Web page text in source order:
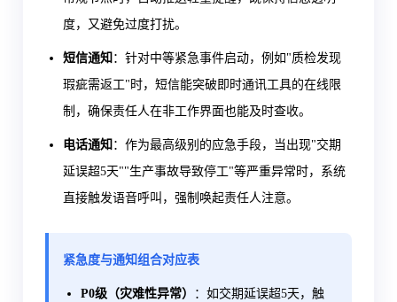
度，又避免过度打扰。
短信通知 ：针对中等紧急事件启动，例如"质检发现
瑕疵需返工"时，短信能突破即时通讯工具的在线限
制，确保责任人在非工作界面也能及时查收。
电话通知 ：作为最高级别的应急手段，当出现"交期
延误超5天""生产事故导致停工"等严重异常时，系统
直接触发语音呼叫，强制唤起责任人注意。
紧急度与通知组合对应表
P0级（灾难性异常）
：如交期延误超5天，触